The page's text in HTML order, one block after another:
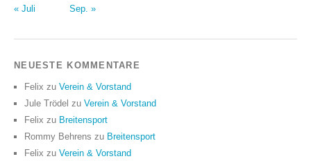
« Juli
Sep. »
NEUESTE KOMMENTARE
Felix zu Verein & Vorstand
Jule Trödel zu Verein & Vorstand
Felix zu Breitensport
Rommy Behrens zu Breitensport
Felix zu Verein & Vorstand